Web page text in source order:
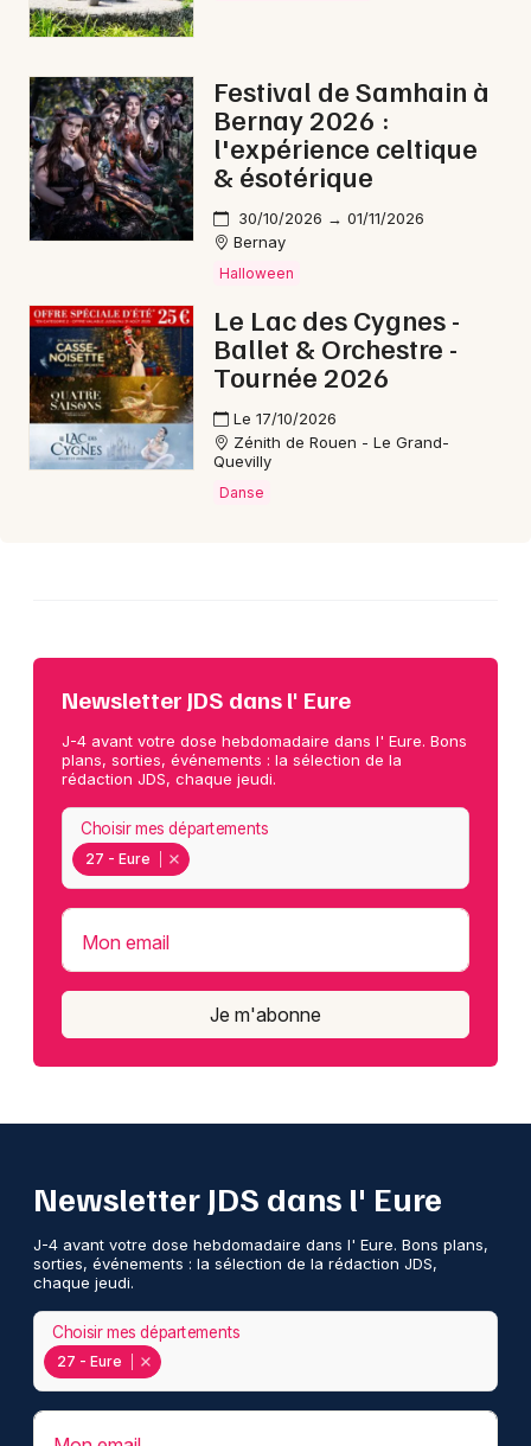
Choisir mes départements
Mon email
Je m'abonne
Festival de Samhain à
Bernay 2026 :
l'expérience celtique
& ésotérique
30/10/2026 → 01/11/2026
Bernay
Halloween
Le Lac des Cygnes -
Ballet & Orchestre -
Tournée 2026
Le 17/10/2026
Zénith de Rouen - Le Grand-
Quevilly
Danse
Newsletter JDS dans l' Eure
J-4 avant votre dose hebdomadaire dans l' Eure. Bons
plans, sorties, événements : la sélection de la
rédaction JDS, chaque jeudi.
27 - Eure
Choisir mes départements
Mon email
Je m'abonne
Newsletter JDS dans l' Eure
J-4 avant votre dose hebdomadaire dans l' Eure. Bons plans,
sorties, événements : la sélection de la rédaction JDS,
chaque jeudi.
27 - Eure
Choisir mes départements